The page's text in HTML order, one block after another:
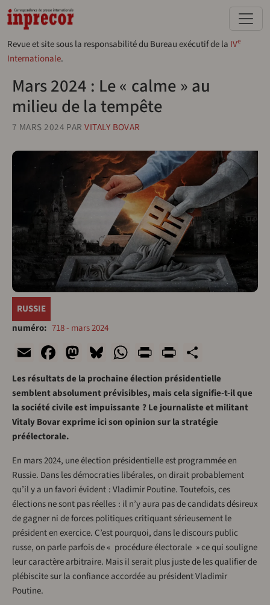
Aller au contenu principal
Revue et site sous la responsabilité du Bureau exécutif de la IVe
Internationale.
Mars 2024 : Le « calme » au
milieu de la tempête
7 MARS 2024 PARVITALY BOVAR
RUSSIE
numéro
718 - mars 2024
EmailFacebook
Mastodon
Bluesky
WhatsApp
Print
Les résultats de la prochaine élection présidentielle
semblent absolument prévisibles, mais cela signifie-t-il que
la société civile est impuissante ? Le journaliste et militant
Vitaly Bovar exprime ici son opinion sur la stratégie
préélectorale.
En mars 2024, une élection présidentielle est programmée en
Russie. Dans les démocraties libérales, on dirait probablement
qu’il y a un favori évident : Vladimir Poutine. Toutefois, ces
élections ne sont pas réelles : il n’y aura pas de candidats désireux
de gagner ni de forces politiques critiquant sérieusement le
président en exercice. C’est pourquoi, dans le discours public
russe, on parle parfois de « procédure électorale » ce qui souligne
leur caractère arbitraire. Mais il serait plus juste de les qualifier de
plébiscite sur la confiance accordée au président Vladimir
Poutine.